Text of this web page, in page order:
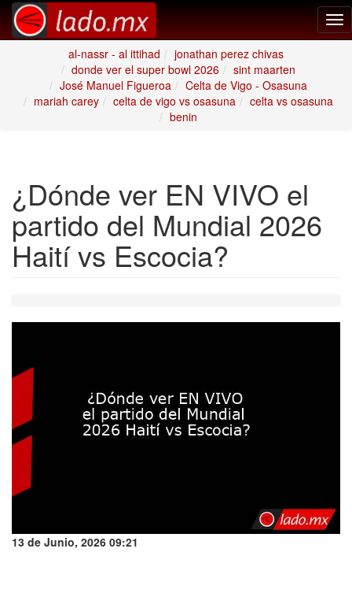
al-nassr - al ittihad
jonathan perez chivas
donde ver el super bowl 2026
sint maarten
José Manuel Figueroa
Celta de Vigo - Osasuna
mariah carey
celta de vigo vs osasuna
celta vs osasuna
benin
¿Dónde ver EN VIVO el
partido del Mundial 2026
Haití vs Escocia?
13 de Junio, 2026 09:21